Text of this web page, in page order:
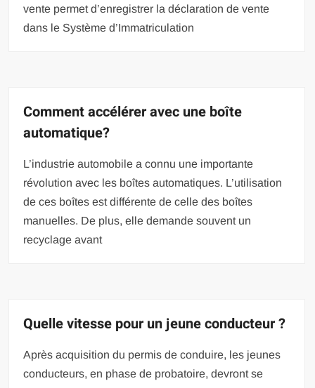
vente permet d’enregistrer la déclaration de vente
dans le Système d’Immatriculation
Comment accélérer avec une boîte
automatique?
L’industrie automobile a connu une importante
révolution avec les boîtes automatiques. L’utilisation
de ces boîtes est différente de celle des boîtes
manuelles. De plus, elle demande souvent un
recyclage avant
Quelle vitesse pour un jeune conducteur ?
Après acquisition du permis de conduire, les jeunes
conducteurs, en phase de probatoire, devront se